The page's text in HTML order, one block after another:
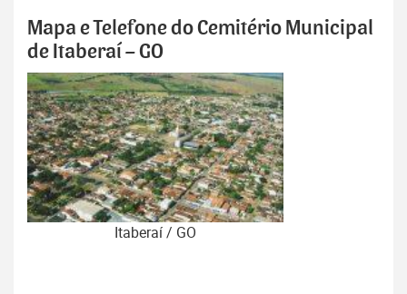
Mapa e Telefone do Cemitério Municipal
de Itaberaí – GO
Itaberaí / GO